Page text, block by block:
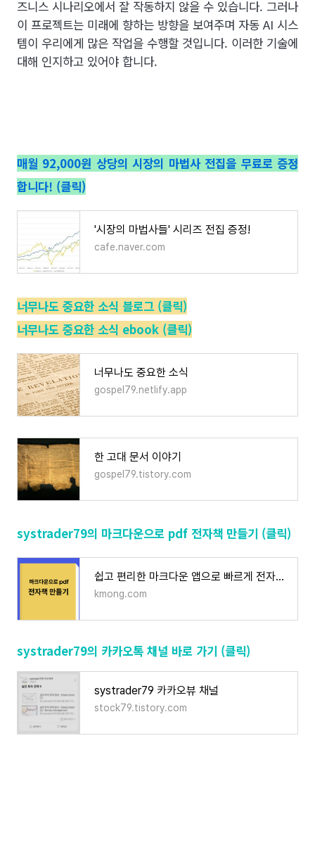
즈니스 시나리오에서 잘 작동하지 않을 수 있습니다. 그러나
이 프로젝트는 미래에 향하는 방향을 보여주며 자동 AI 시스
템이 우리에게 많은 작업을 수행할 것입니다. 이러한 기술에
대해 인지하고 있어야 합니다.
매월 92,000원 상당의 시장의 마법사 전집을 무료로 증정
합니다! (클릭)
'시장의 마법사들' 시리즈 전집 증정!
cafe.naver.com
너무나도 중요한 소식 블로그 (클릭)
너무나도 중요한 소식 ebook (클릭)
너무나도 중요한 소식
gospel79.netlify.app
한 고대 문서 이야기
gospel79.tistory.com
systrader79의 마크다운으로 pdf 전자책 만들기 (클릭)
쉽고 편리한 마크다운 앱으로 빠르게 전자책 만들기 | 50000원부터 시작 가능한 총 평점 0점의 전
kmong.com
systrader79의 카카오톡 채널 바로 가기 (클릭)
systrader79 카카오뷰 채널
stock79.tistory.com